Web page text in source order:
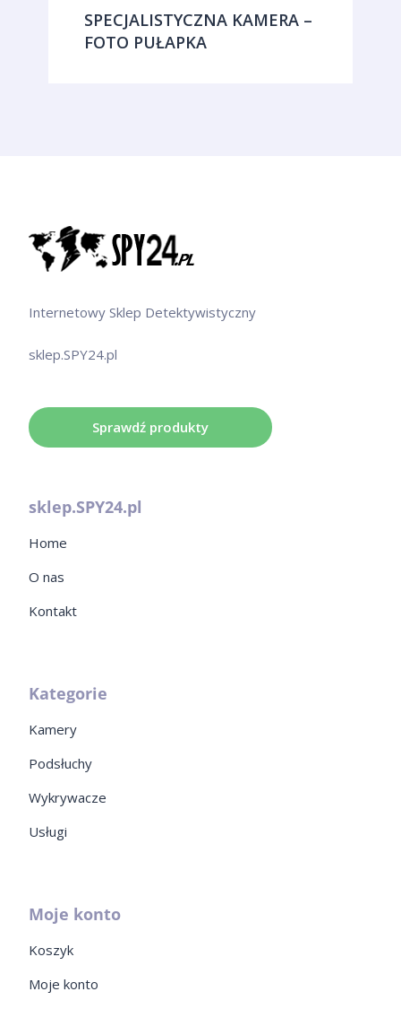
SPECJALISTYCZNA KAMERA –
FOTO PUŁAPKA
Internetowy Sklep Detektywistyczny
sklep.SPY24.pl
Sprawdź produkty
sklep.SPY24.pl
Home
O nas
Kontakt
Kategorie
Kamery
Podsłuchy
Wykrywacze
Usługi
Moje konto
Koszyk
Moje konto